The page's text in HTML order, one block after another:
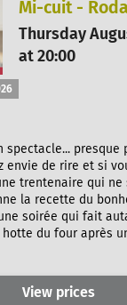
Mi-cuit -
Thursday
at 20:00
spectacle... presque
envie de rire et si
trentenaire qui ne
la recette du
soirée qui fait
du four après
View prices